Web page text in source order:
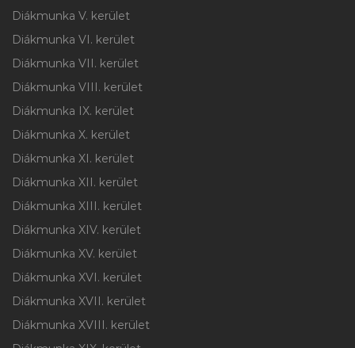
Diákmunka V. kerület
Diákmunka VI. kerület
Diákmunka VII. kerület
Diákmunka VIII. kerület
Diákmunka IX. kerület
Diákmunka X. kerület
Diákmunka XI. kerület
Diákmunka XII. kerület
Diákmunka XIII. kerület
Diákmunka XIV. kerület
Diákmunka XV. kerület
Diákmunka XVI. kerület
Diákmunka XVII. kerület
Diákmunka XVIII. kerület